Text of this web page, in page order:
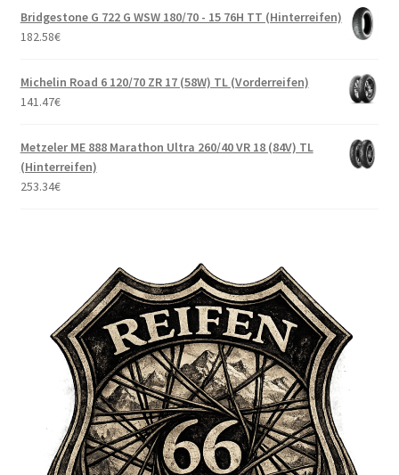
Bridgestone G 722 G WSW 180/70 - 15 76H TT (Hinterreifen)
182.58€
Michelin Road 6 120/70 ZR 17 (58W) TL (Vorderreifen)
141.47€
Metzeler ME 888 Marathon Ultra 260/40 VR 18 (84V) TL
(Hinterreifen)
253.34€